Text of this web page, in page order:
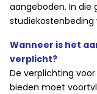
aangeboden. In die
Wanneer is het
verplicht?
De verplichting
bieden moet